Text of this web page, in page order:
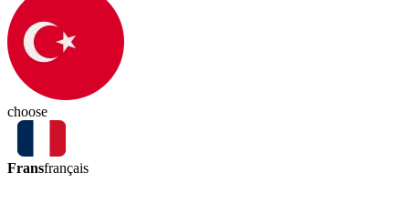
choose
Fransfrançais